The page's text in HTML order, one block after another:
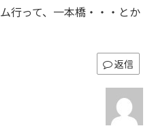
行って、一本橋・・・とか
返信